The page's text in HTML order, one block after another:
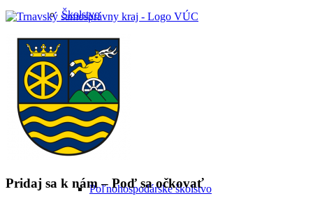
Školstvo
Školstvo
Poľnohospodárske školstvo
Pridaj sa k nám – Poď sa očkovať